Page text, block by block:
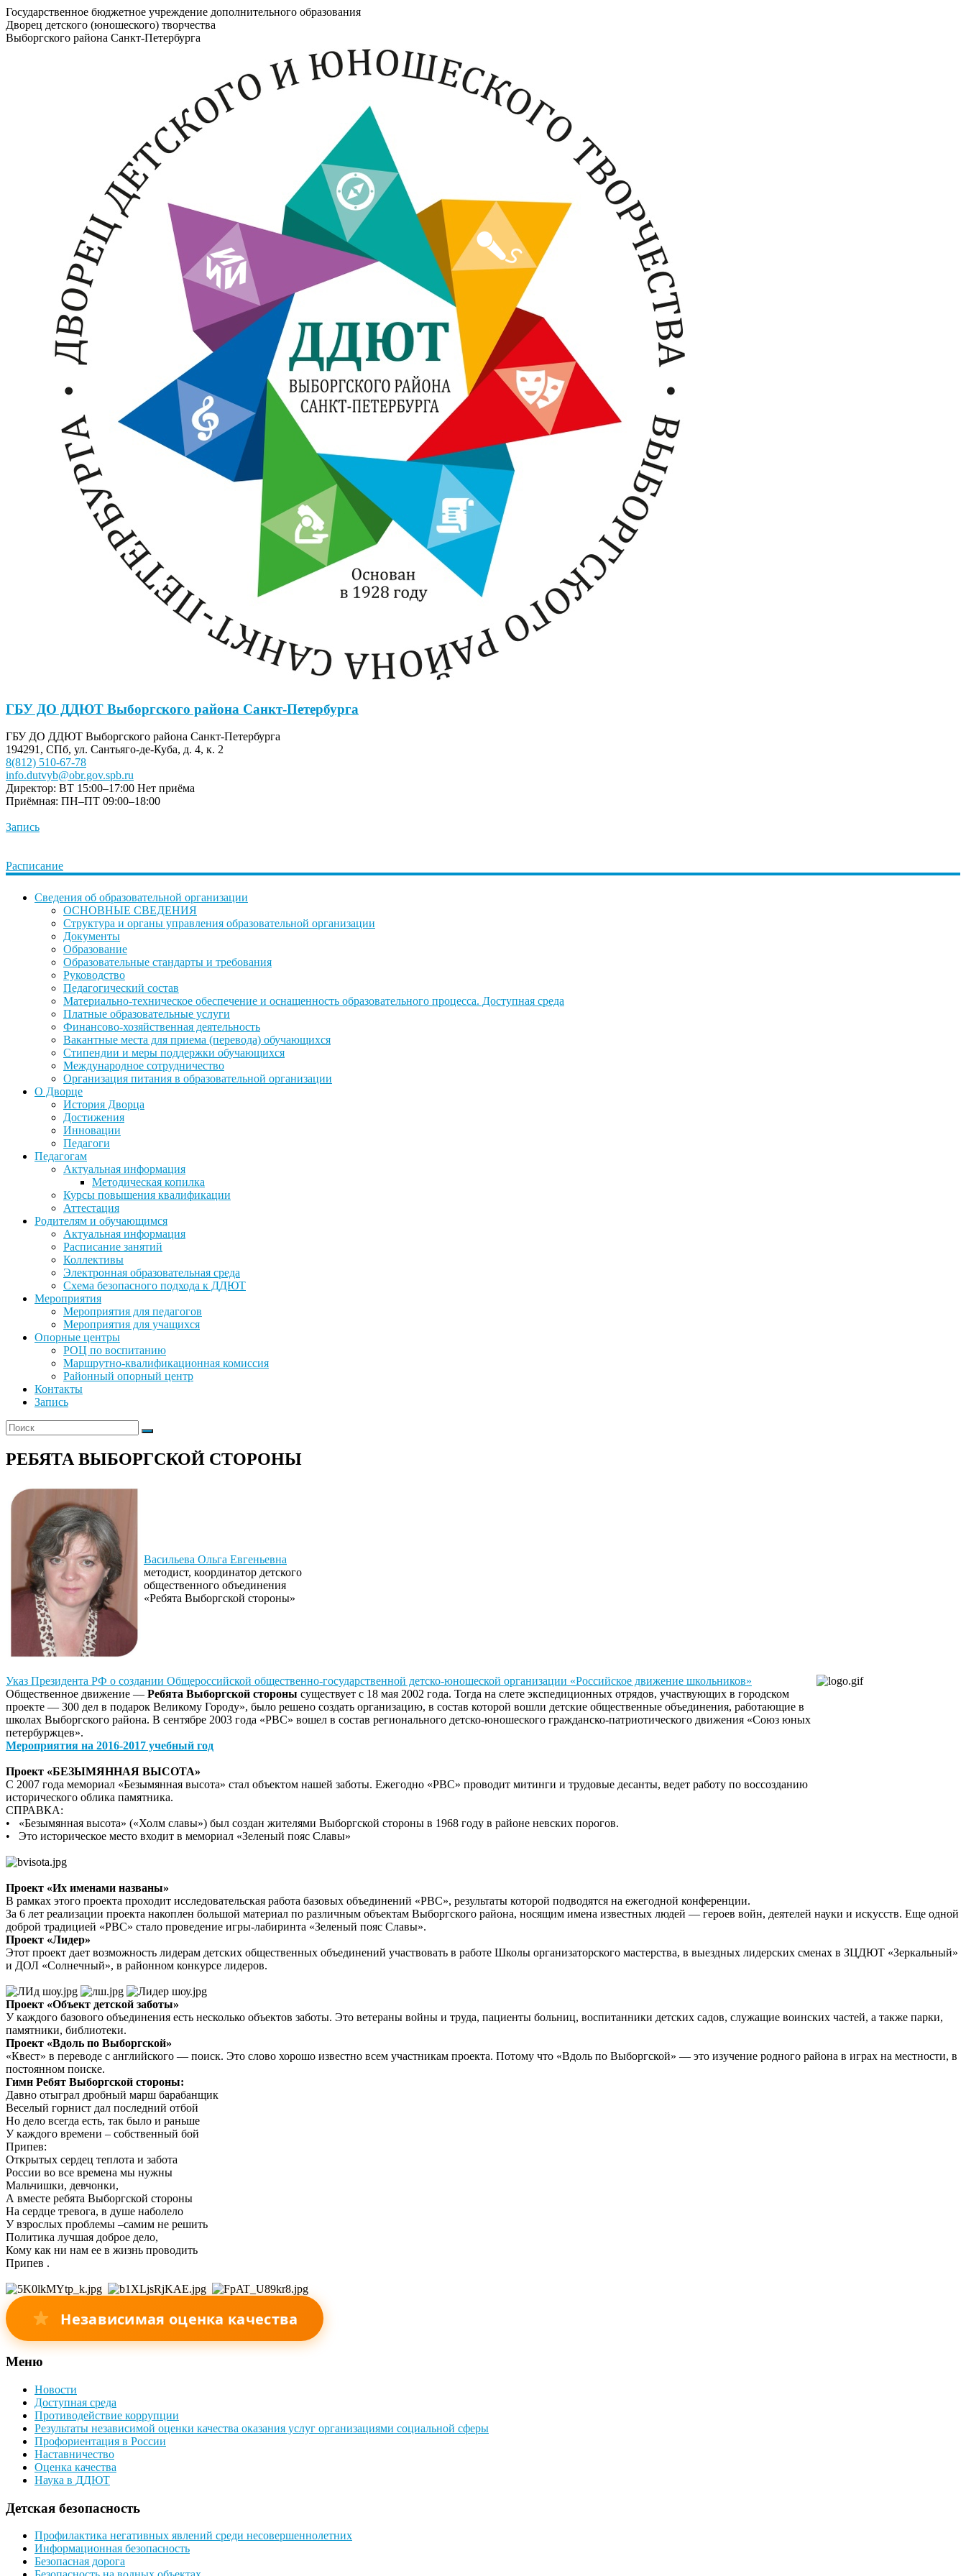
Государственное бюджетное учреждение дополнительного образования
Дворец детского (юношеского) творчества
Выборгского района Санкт-Петербурга
ГБУ ДО ДДЮТ Выборгского района Санкт-Петербурга
ГБУ ДО ДДЮТ Выборгского района Санкт-Петербурга
194291, СПб, ул. Сантьяго-де-Куба, д. 4, к. 2
8(812) 510-67-78
info.dutvyb@obr.gov.spb.ru
Директор: ВТ 15:00–17:00 Нет приёма
Приёмная: ПН–ПТ 09:00–18:00
Запись
Расписание
Сведения об образовательной организации
ОСНОВНЫЕ СВЕДЕНИЯ
Структура и органы управления образовательной организации
Документы
Образование
Образовательные стандарты и требования
Руководство
Педагогический состав
Материально-техническое обеспечение и оснащенность образовательного процесса. Доступная среда
Платные образовательные услуги
Финансово-хозяйственная деятельность
Вакантные места для приема (перевода) обучающихся
Стипендии и меры поддержки обучающихся
Международное сотрудничество
Организация питания в образовательной организации
О Дворце
История Дворца
Достижения
Инновации
Педагоги
Педагогам
Актуальная информация
Методическая копилка
Курсы повышения квалификации
Аттестация
Родителям и обучающимся
Актуальная информация
Расписание занятий
Коллективы
Электронная образовательная среда
Схема безопасного подхода к ДДЮТ
Мероприятия
Мероприятия для педагогов
Мероприятия для учащихся
Опорные центры
РОЦ по воспитанию
Маршрутно-квалификационная комиссия
Районный опорный центр
Контакты
Запись
РЕБЯТА ВЫБОРГСКОЙ СТОРОНЫ
Васильева Ольга Евгеньевна
методист, координатор детского
общественного объединения
«Ребята Выборгской стороны»
Указ Президента РФ о создании Общероссийской общественно-государственной детско-юношеской организации «Российское движение школьников»
Общественное движение — Ребята Выборгской стороны существует с 18 мая 2002 года. Тогда на слете экспедиционных отрядов, участвующих в городском
проекте — 300 дел в подарок Великому Городу», было решено создать организацию, в состав которой вошли детские общественные объединения, работающие в
школах Выборгского района. В сентябре 2003 года «РВС» вошел в состав регионального детско-юношеского гражданско-патриотического движения «Союз юных
петербуржцев».
Мероприятия на 2016-2017 учебный год
Проект «БЕЗЫМЯННАЯ ВЫСОТА»
С 2007 года мемориал «Безымянная высота» стал объектом нашей заботы. Ежегодно «РВС» проводит митинги и трудовые десанты, ведет работу по воссозданию
исторического облика памятника.
СПРАВКА:
• «Безымянная высота» («Холм славы») был создан жителями Выборгской стороны в 1968 году в районе невских порогов.
• Это историческое место входит в мемориал «Зеленый пояс Славы»
Проект «Их именами названы»
В рамках этого проекта проходит исследовательская работа базовых объединений «РВС», результаты которой подводятся на ежегодной конференции.
За 6 лет реализации проекта накоплен большой материал по различным объектам Выборгского района, носящим имена известных людей — героев войн, деятелей науки и искусств. Еще одной
доброй традицией «РВС» стало проведение игры-лабиринта «Зеленый пояс Славы».
Проект «Лидер»
Этот проект дает возможность лидерам детских общественных объединений участвовать в работе Школы организаторского мастерства, в выездных лидерских сменах в ЗЦДЮТ «Зеркальный»
и ДОЛ «Солнечный», в районном конкурсе лидеров.
Проект «Объект детской заботы»
У каждого базового объединения есть несколько объектов заботы. Это ветераны войны и труда, пациенты больниц, воспитанники детских садов, служащие воинских частей, а также парки,
памятники, библиотеки.
Проект «Вдоль по Выборгской»
«Квест» в переводе с английского — поиск. Это слово хорошо известно всем участникам проекта. Потому что «Вдоль по Выборгской» — это изучение родного района в играх на местности, в
постоянном поиске.
Гимн Ребят Выборгской стороны:
Давно отыграл дробный марш барабанщик
Веселый горнист дал последний отбой
Но дело всегда есть, так было и раньше
У каждого времени – собственный бой
Припев:
Открытых сердец теплота и забота
России во все времена мы нужны
Мальчишки, девчонки,
А вместе ребята Выборгской стороны
На сердце тревога, в душе наболело
У взрослых проблемы –самим не решить
Политика лучшая доброе дело,
Кому как ни нам ее в жизнь проводить
Припев .
Независимая оценка качества
Меню
Новости
Доступная среда
Противодействие коррупции
Результаты независимой оценки качества оказания услуг организациями социальной сферы
Профориентация в России
Наставничество
Оценка качества
Наука в ДДЮТ
Детская безопасность
Профилактика негативных явлений среди несовершеннолетних
Информационная безопасность
Безопасная дорога